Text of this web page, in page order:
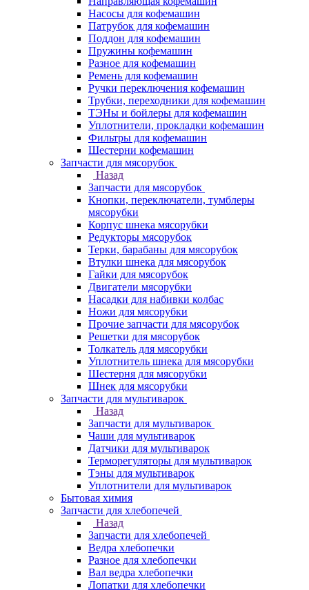
Насосы для кофемашин
Патрубок для кофемашин
Поддон для кофемашин
Пружины кофемашин
Разное для кофемашин
Ремень для кофемашин
Ручки переключения кофемашин
Трубки, переходники для кофемашин
ТЭНы и бойлеры для кофемашин
Уплотнители, прокладки кофемашин
Фильтры для кофемашин
Шестерни кофемашин
Запчасти для мясорубок
Назад
Запчасти для мясорубок
Кнопки, переключатели, тумблеры
мясорубки
Корпус шнека мясорубки
Редукторы мясорубок
Терки, барабаны для мясорубок
Втулки шнека для мясорубок
Гайки для мясорубок
Двигатели мясорубки
Насадки для набивки колбас
Ножи для мясорубки
Прочие запчасти для мясорубок
Решетки для мясорубок
Толкатель для мясорубки
Уплотнитель шнека для мясорубки
Шестерня для мясорубки
Шнек для мясорубки
Запчасти для мультиварок
Назад
Запчасти для мультиварок
Чаши для мультиварок
Датчики для мультиварок
Терморегуляторы для мультиварок
Тэны для мультиварок
Уплотнители для мультиварок
Бытовая химия
Запчасти для хлебопечей
Назад
Запчасти для хлебопечей
Ведра хлебопечки
Разное для хлебопечки
Вал ведра хлебопечки
Лопатки для хлебопечки